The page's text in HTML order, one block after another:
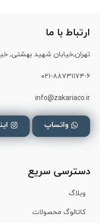
ارتباط با ما
تهران,خیابان شهید بهشتی,
۰۲۱-۸۸۷۳۱۱۷۴-۶
info@zakariaco.ir
واتساپ
دسترسی سریع
وبلاگ
کاتالوگ محصولات